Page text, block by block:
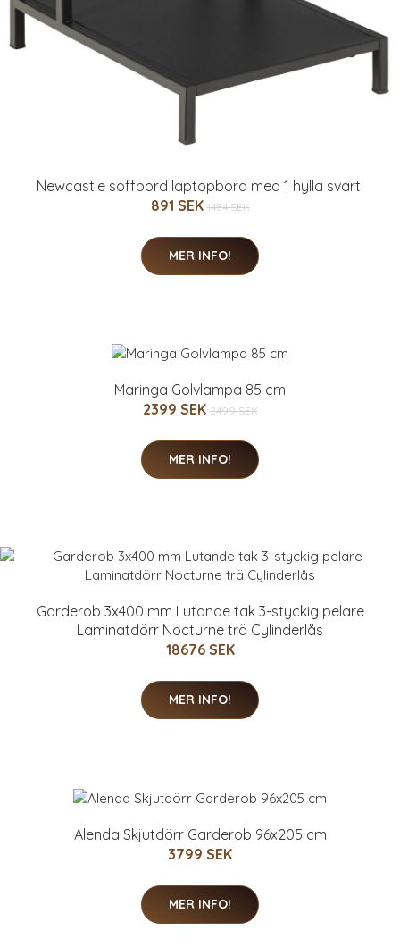
Newcastle soffbord laptopbord med 1 hylla svart.
891 SEK 1484 SEK
MER INFO!
Maringa Golvlampa 85 cm
2399 SEK 2499 SEK
MER INFO!
Garderob 3x400 mm Lutande tak 3-styckig pelare
Laminatdörr Nocturne trä Cylinderlås
18676 SEK
MER INFO!
Alenda Skjutdörr Garderob 96x205 cm
3799 SEK
MER INFO!